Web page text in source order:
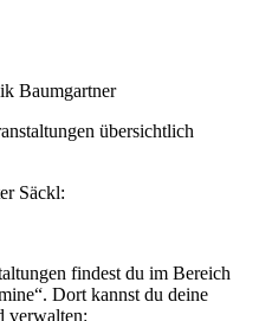
Baumgartner
übersichtlich
Säckl:
findest du im Bereich
Dort kannst du deine
verwalten: